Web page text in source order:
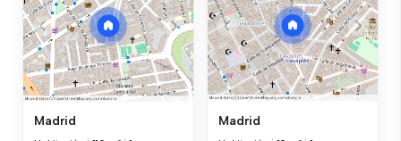
Madrid Madrid